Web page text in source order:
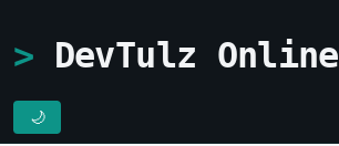
DevTulz Online
🌙